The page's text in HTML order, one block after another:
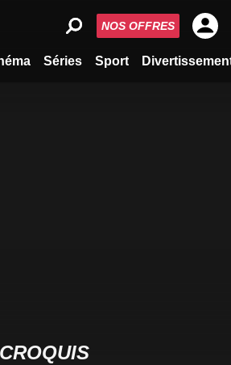
Séries Sport
NOS OFFRES